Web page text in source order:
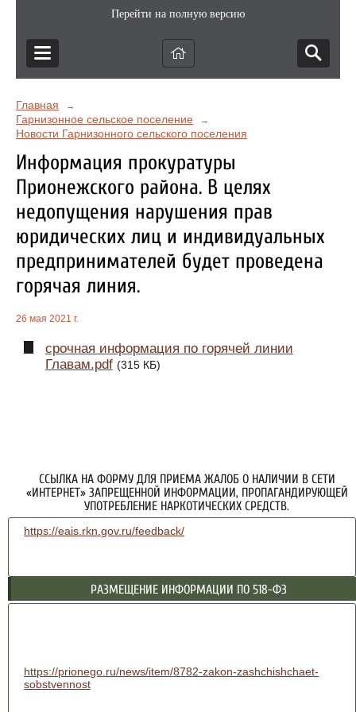
Перейти на полную версию
Главная →
Гарнизонное сельское поселение →
Новости Гарнизонного сельского поселения
Информация прокуратуры
Прионежского района. В целях
недопущения нарушения прав
юридических лиц и индивидуальных
предпринимателей будет проведена
горячая линия.
26 мая 2021 г.
срочная информация по горячей линии
Главам.pdf (315 КБ)
ССЫЛКА НА ФОРМУ ДЛЯ ПРИЕМА ЖАЛОБ О НАЛИЧИИ В СЕТИ
«ИНТЕРНЕТ» ЗАПРЕЩЕННОЙ ИНФОРМАЦИИ, ПРОПАГАНДИРУЮЩЕЙ
УПОТРЕБЛЕНИЕ НАРКОТИЧЕСКИХ СРЕДСТВ.
https://eais.rkn.gov.ru/feedback/
РАЗМЕЩЕНИЕ ИНФОРМАЦИИ ПО 518-ФЗ
https://prionego.ru/news/item/8782-zakon-zashchishchaet-
sobstvennost